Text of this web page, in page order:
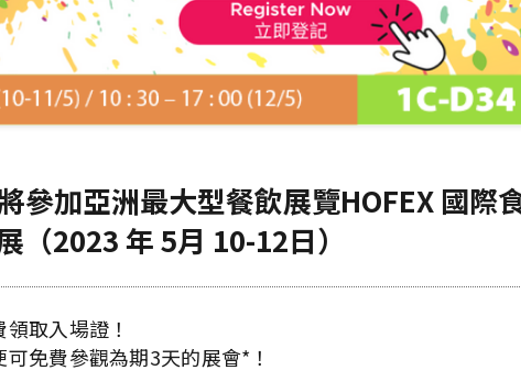
參加亞洲最大型餐飲展覽HOFEX 國際
（2023 年 5月 10-12日）
取入場證！
免費參觀為期3天的展會*！